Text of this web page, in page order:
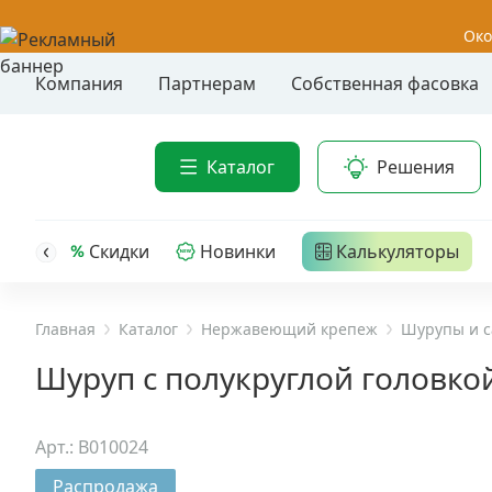
Компания Партнерам Собственная фасовка
Каталог Решения
Распродажа
Уценка
головкой
трех-
Скидки Новинки Калькуляторы
Главная Каталог Нержавеющий крепеж Шурупы и
Шуруп с полукруглой
Арт.: B010024
Распродажа